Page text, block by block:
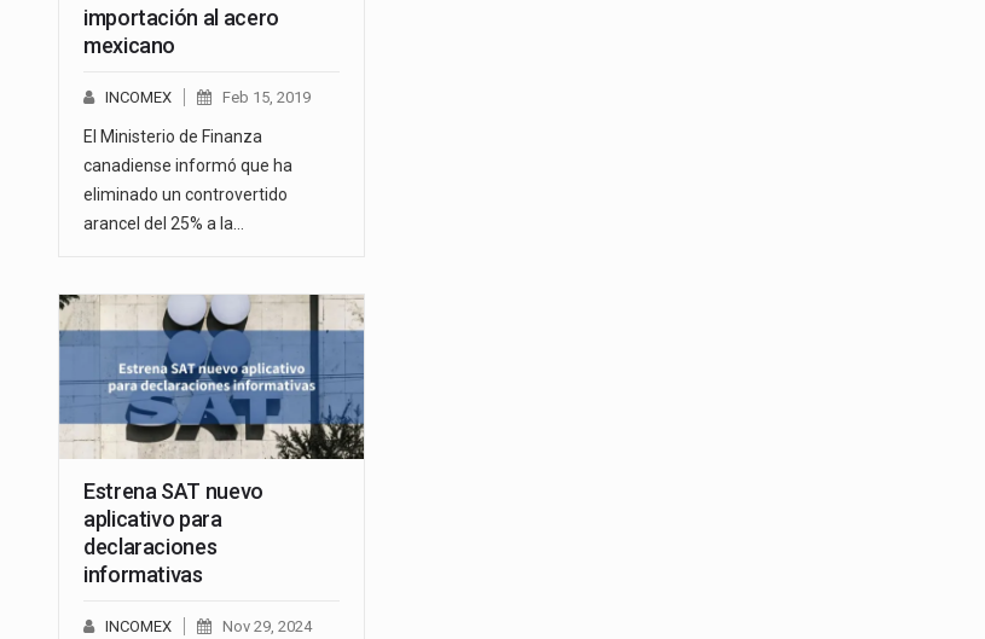
importación al acero
mexicano
INCOMEX Feb 15, 2019
El Ministerio de Finanza
canadiense informó que ha
eliminado un controvertido
arancel del 25% a la…
Estrena SAT nuevo
aplicativo para
declaraciones
informativas
INCOMEX Nov 29, 2024